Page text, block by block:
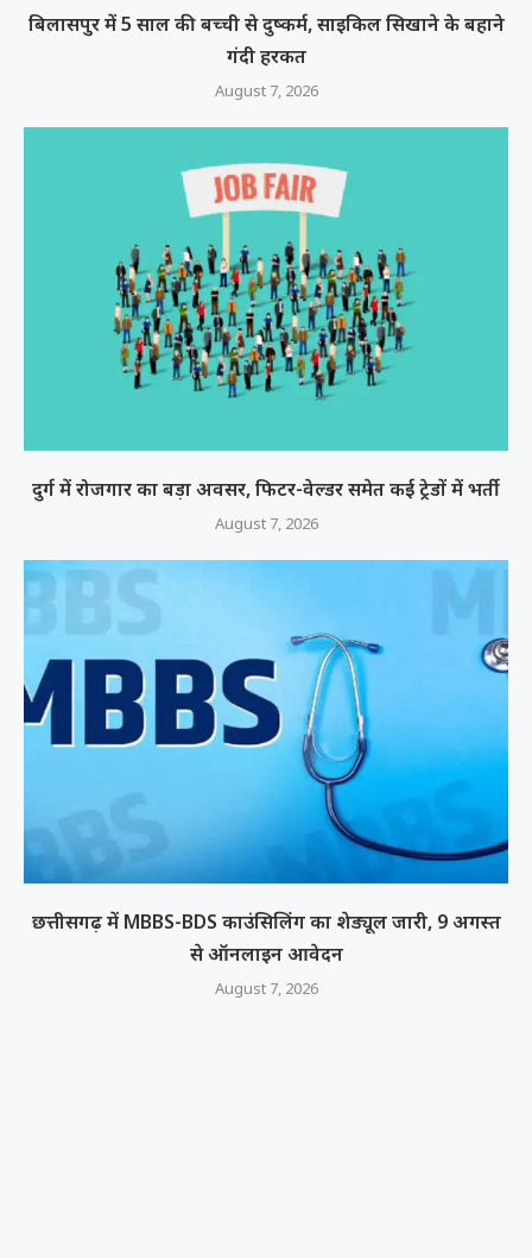
बिलासपुर में 5 साल की बच्ची से दुष्कर्म, साइकिल सिखाने के बहाने
गंदी हरकत
August 7, 2026
दुर्ग में रोजगार का बड़ा अवसर, फिटर-वेल्डर समेत कई ट्रेडों में भर्ती
August 7, 2026
छत्तीसगढ़ में MBBS-BDS काउंसिलिंग का शेड्यूल जारी, 9 अगस्त
से ऑनलाइन आवेदन
August 7, 2026